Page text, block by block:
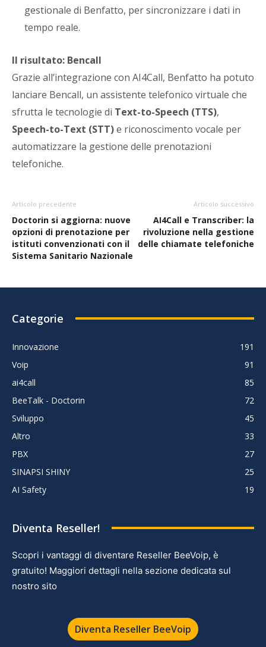
gestionale di Benfatto, per sincronizzare i dati in
tempo reale.
Il risultato: Bencall
Grazie all’integrazione con AI4Call, Benfatto ha potuto
lanciare Bencall, un assistente telefonico virtuale che
sfrutta le tecnologie di Text-to-Speech (TTS),
Speech-to-Text (STT)e riconoscimento vocale per
automatizzare la gestione delle prenotazioni
telefoniche.
Articolo precedente
Doctorin si aggiorna: nuove
opzioni di prenotazione per
istituti convenzionati con il
Sistema Sanitario Nazionale
Articolo successivo
AI4Call e Transcriber: la
rivoluzione nella gestione
delle chiamate telefoniche
Categorie
Innovazione
191
Voip
91
ai4call
85
BeeTalk - Doctorin
72
Sviluppo
45
Altro
33
PBX
27
SINAPSI SHINY
25
AI Safety
19
Diventa Reseller!
Scopri i vantaggi di diventare Reseller BeeVoip, è
gratuito! Maggiori dettagli nella sezione dedicata sul
nostro sito
Diventa Reseller BeeVoip